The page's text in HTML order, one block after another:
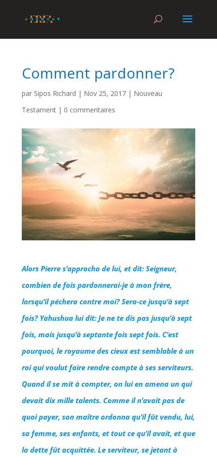
Comment pardonner?
par Sipos Richard | Nov 25, 2017| Nouveau
Testament| 0 commentaires
Alors Pierre s’approcha de lui, et dit: Seigneur,
combien de fois pardonnerai-je à mon frère,
lorsqu’il péchera contre moi? Sera-ce jusqu’à sept
fois? Yahushua lui dit: Je ne te dis pas jusqu’à sept
fois, mais jusqu’à septante fois sept fois. C’est
pourquoi, le royaume des cieux est semblable à un
roi qui voulut faire rendre compte à ses serviteurs.
Quand il se mit à compter, on lui en amena un qui
devait dix mille talents. Comme il n’avait pas de
quoi payer, son maître ordonna qu’il fût vendu, lui,
sa femme, ses enfants, et tout ce qu’il avait, et que
la dette fût acquittée. Le serviteur, se jetant à